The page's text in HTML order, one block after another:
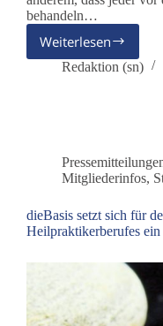
behandeln…
Weiterlesen
Die
Teflon-
Deutschland?
Redaktion (sn)
Mitgliederinfos,
dieBasis setzt sich für
Heilpraktikerberufes ein